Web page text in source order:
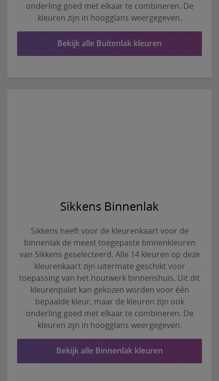
onderling goed met elkaar te combineren. De
kleuren zijn in hoogglans weergegeven.
Bekijk alle Buitenlak kleuren
Sikkens Binnenlak
Sikkens heeft voor de kleurenkaart voor de
binnenlak de meest toegepaste binnenkleuren
van Sikkens geselecteerd. Alle 14 kleuren op deze
kleurenkaart zijn uitermate geschikt voor
toepassing van het houtwerk binnenshuis. Uit dit
kleurenpalet kan gekozen worden voor één
bepaalde kleur, maar de kleuren zijn ook
onderling goed met elkaar te combineren. De
kleuren zijn in hoogglans weergegeven.
Bekijk alle Binnenlak kleuren